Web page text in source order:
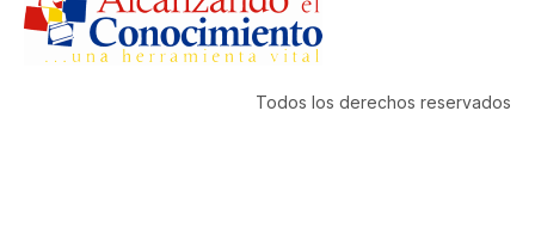
Todos los derechos reservados